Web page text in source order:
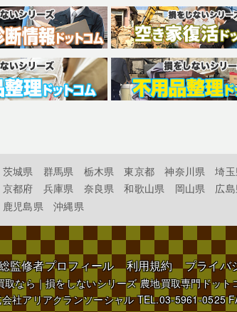
茨城県 群馬県 栃木県 東京都 神奈川県 埼
京都府 兵庫県 奈良県 和歌山県 岡山県 広
鹿児島県 沖縄県
監修者プロフィール 利用規約 プライバ
取なら｜損をしないシリーズ 農地買取専門ドット
社アリアクランソーシャルTEL.03-5961-0525